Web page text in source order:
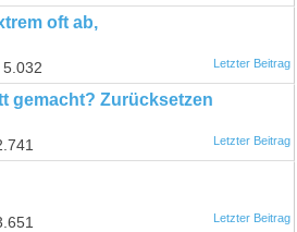
oft ab,
5.032
gemacht? Zurücksetzen